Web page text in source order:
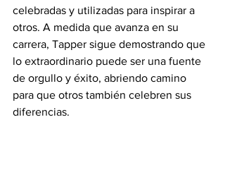
celebradas y utilizadas para inspirar a
otros. A medida que avanza en su
carrera, Tapper sigue demostrando que
lo extraordinario puede ser una fuente
de orgullo y éxito, abriendo camino
para que otros también celebren sus
diferencias.